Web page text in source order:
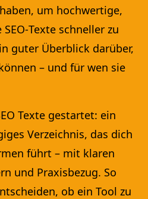
um hochwertige,
schneller zu
guter Überblick darüber,
– und für wen sie
Texte gestartet: ein
Verzeichnis, das dich
führt – mit klaren
und Praxisbezug. So
ob ein Tool zu